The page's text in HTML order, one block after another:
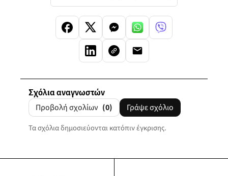
Σχόλια αναγνωστών
Προβολή σχολίων (0) Γράψε σχόλιο
Τα σχόλια δημοσιεύονται κατόπιν έγκρισης.